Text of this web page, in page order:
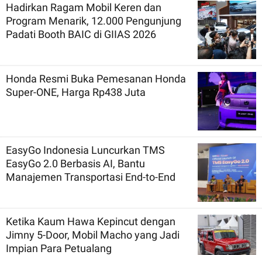
Hadirkan Ragam Mobil Keren dan
Program Menarik, 12.000 Pengunjung
Padati Booth BAIC di GIIAS 2026
Honda Resmi Buka Pemesanan Honda
Super-ONE, Harga Rp438 Juta
EasyGo Indonesia Luncurkan TMS
EasyGo 2.0 Berbasis AI, Bantu
Manajemen Transportasi End-to-End
Ketika Kaum Hawa Kepincut dengan
Jimny 5-Door, Mobil Macho yang Jadi
Impian Para Petualang